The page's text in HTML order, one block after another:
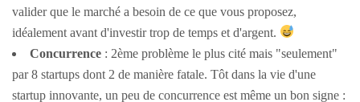
valider que le marché a besoin de ce que vous proposez,
idéalement avant d'investir trop de temps et d'argent.
Concurrence : 2ème problème le plus cité mais "seulement"
par 8 startups dont 2 de manière fatale. Tôt dans la vie d'une
startup innovante, un peu de concurrence est même un bon signe :